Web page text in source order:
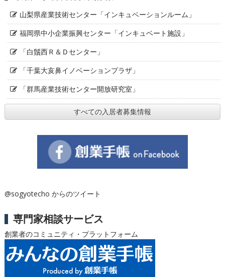
山梨県産業技術センター「インキュベーションルーム」
福岡県中小企業振興センター「インキュベート施設」
「白鬚西Ｒ＆Ｄセンター」
「千葉大亥鼻イノベーションプラザ」
「群馬産業技術センター開放研究室」
すべての入居者募集情報
@sogyotecho からのツイート
専門家相談サービス
創業者のコミュニティ・プラットフォーム